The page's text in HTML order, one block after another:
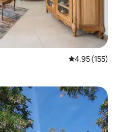
平均评分 4.95
4.95 (155)